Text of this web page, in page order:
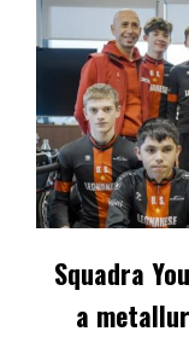
Squadra
a